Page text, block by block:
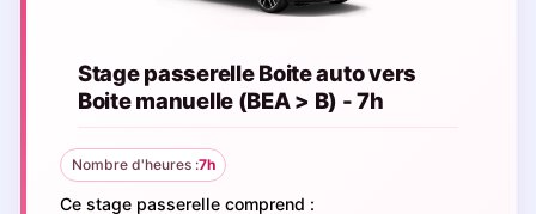
Stage passerelle Boite auto vers
Boite manuelle (BEA > B) - 7h
Nombre d'heures :7h
Ce stage passerelle comprend :